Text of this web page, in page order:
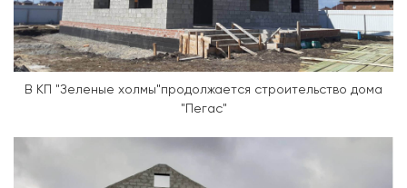
В КП "Зеленые холмы"продолжается строительство дома
"Пегас"